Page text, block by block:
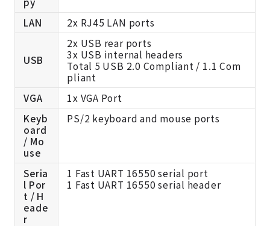
LAN 2x RJ45 LAN ports
USB
2x USB rear ports
3x USB internal headers
Total 5 USB 2.0 Compliant / 1.1 Com
pliant
VGA
1x VGA Port
Keyb
oard
/ Mo
use
PS/2 keyboard and mouse ports
Seria
l Por
t / H
eade
r
1 Fast UART 16550 serial port
1 Fast UART 16550 serial header